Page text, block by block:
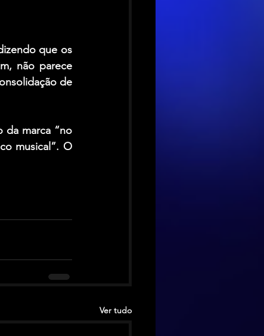
que os
não parece
de
da marca “no
musical”. O
Ver tudo